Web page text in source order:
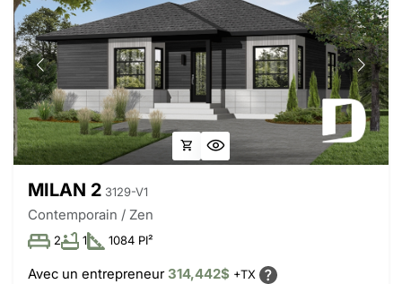
MILAN 2 3129-V1
Contemporain / Zen
2 1 1084 PI²
Avec un entrepreneur314,442$ +TX